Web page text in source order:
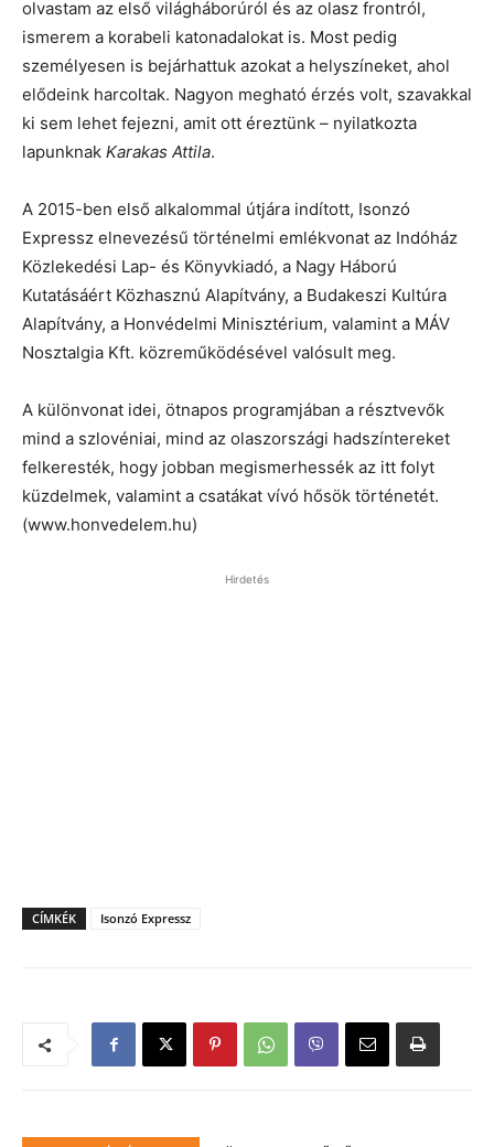
olvastam az első világháborúról és az olasz frontról,
ismerem a korabeli katonadalokat is. Most pedig
személyesen is bejárhattuk azokat a helyszíneket, ahol
elődeink harcoltak. Nagyon megható érzés volt, szavakkal
ki sem lehet fejezni, amit ott éreztünk – nyilatkozta
lapunknak Karakas Attila.
A 2015-ben első alkalommal útjára indított, Isonzó
Expressz elnevezésű történelmi emlékvonat az Indóház
Közlekedési Lap- és Könyvkiadó, a Nagy Háború
Kutatásáért Közhasznú Alapítvány, a Budakeszi Kultúra
Alapítvány, a Honvédelmi Minisztérium, valamint a MÁV
Nosztalgia Kft. közreműködésével valósult meg.
A különvonat idei, ötnapos programjában a résztvevők
mind a szlovéniai, mind az olaszországi hadszíntereket
felkeresték, hogy jobban megismerhessék az itt folyt
küzdelmek, valamint a csatákat vívó hősök történetét.
(www.honvedelem.hu)
Hirdetés
CÍMKÉK Isonzó Expressz